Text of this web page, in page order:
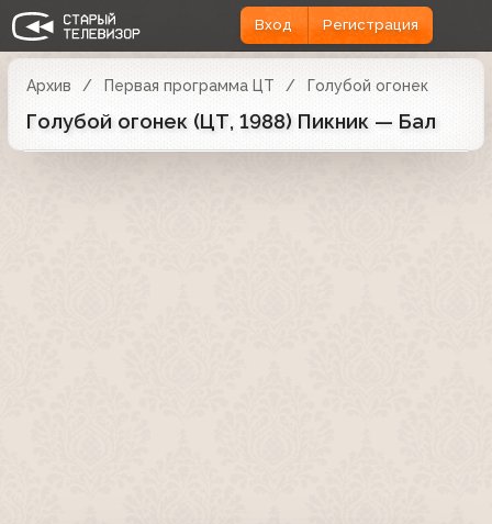
Вход Регистрация
Архив Первая программа ЦТ Голубой огонек
Голубой огонек (ЦТ, 1988) Пикник — Бал